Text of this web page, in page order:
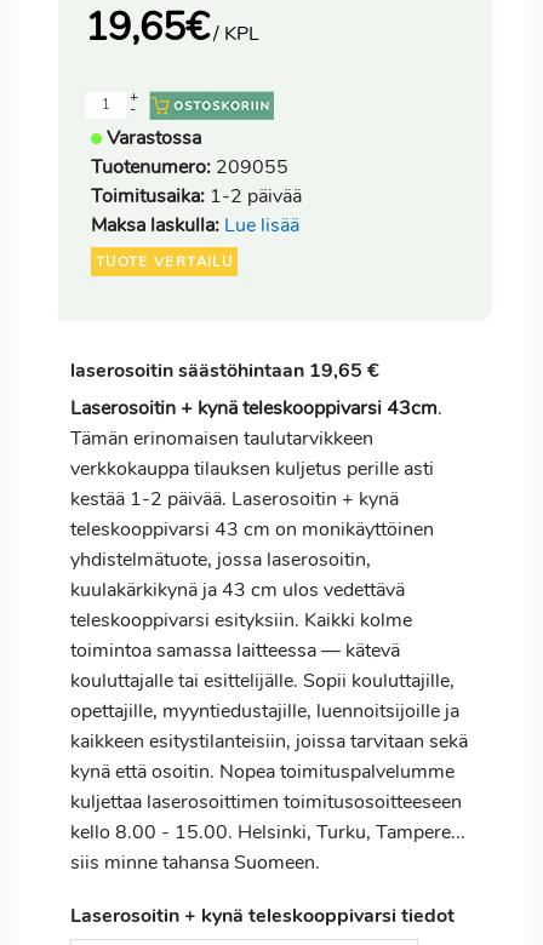
19,65€/ KPL
-
+
Varastossa
Tuotenumero: 209055
Toimitusaika: 1-2 päivää
Maksa laskulla: Lue lisää
TUOTE VERTAILU
laserosoitin säästöhintaan 19,65 €
Laserosoitin + kynä teleskooppivarsi 43cm.
Tämän erinomaisen taulutarvikkeen
verkkokauppa tilauksen kuljetus perille asti
kestää 1-2 päivää. Laserosoitin + kynä
teleskooppivarsi 43 cm on monikäyttöinen
yhdistelmätuote, jossa laserosoitin,
kuulakärkikynä ja 43 cm ulos vedettävä
teleskooppivarsi esityksiin. Kaikki kolme
toimintoa samassa laitteessa — kätevä
kouluttajalle tai esittelijälle. Sopii kouluttajille,
opettajille, myyntiedustajille, luennoitsijoille ja
kaikkeen esitystilanteisiin, joissa tarvitaan sekä
kynä että osoitin. Nopea toimituspalvelumme
kuljettaa laserosoittimen toimitusosoitteeseen
kello 8.00 - 15.00. Helsinki, Turku, Tampere...
siis minne tahansa Suomeen.
Laserosoitin + kynä teleskooppivarsi tiedot